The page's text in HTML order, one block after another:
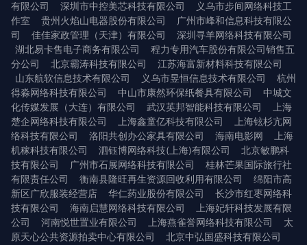
有限公司
深圳市中控美芯科技有限公司
义乌市步间网络科技工
作室
贵州火焰山电器股份有限公司
广州市峰和信息科技有限公
司
佳佳家政管理（天津）有限公司
深圳寻羊网络科技有限公司
湖北易卡售电子商务有限公司
程力专用汽车股份有限公司销售五
分公司
北京霸涛科技有限公司
江苏海富新材料科技有限公司
山东航软信息技术有限公司
义乌市昱恒信息技术有限公司
杭州
得淼网络科技有限公司
中山市康然环保纸餐具有限公司
中城文
化传媒发展（大连）有限公司
武汉英邦智能科技有限公司
上海
楚企网络科技有限公司
上海鑫童亿科技有限公司
上海铉杉亢网
络科技有限公司
洛阳共创办公家具有限公司 海南电影网
上海
机稼科技有限公司
泗钰博网络科技(上海)有限公司
北京敏鹏科
技有限公司
广州市石展网络科技有限公司
桂林芒果国际旅行社
有限责任公司
衡南县隆旺再生资源回收利用有限公司
绵阳市高
新区广欣服装经营店
华仁药业股份有限公司
长沙市红枣网络科
技有限公司
海南启慧网络科技有限公司
上海妃轩科技发展有限
公司
河南悦世置业有限公司 上海燕雀誉网络科技有限公司
太
原天心公共资源拍卖中心有限公司
北京中弘国盛科技有限公司